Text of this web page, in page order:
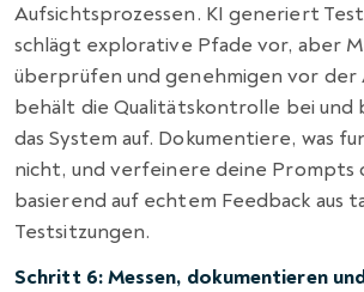
Aufsichtsprozessen. KI generiert
schlägt explorative Pfade vor, aber
überprüfen und genehmigen vor der
behält die Qualitätskontrolle bei und
das System auf. Dokumentiere, was
nicht, und verfeinere deine Prompts
basierend auf echtem Feedback aus
Testsitzungen.
Schritt 6: Messen, dokumentieren